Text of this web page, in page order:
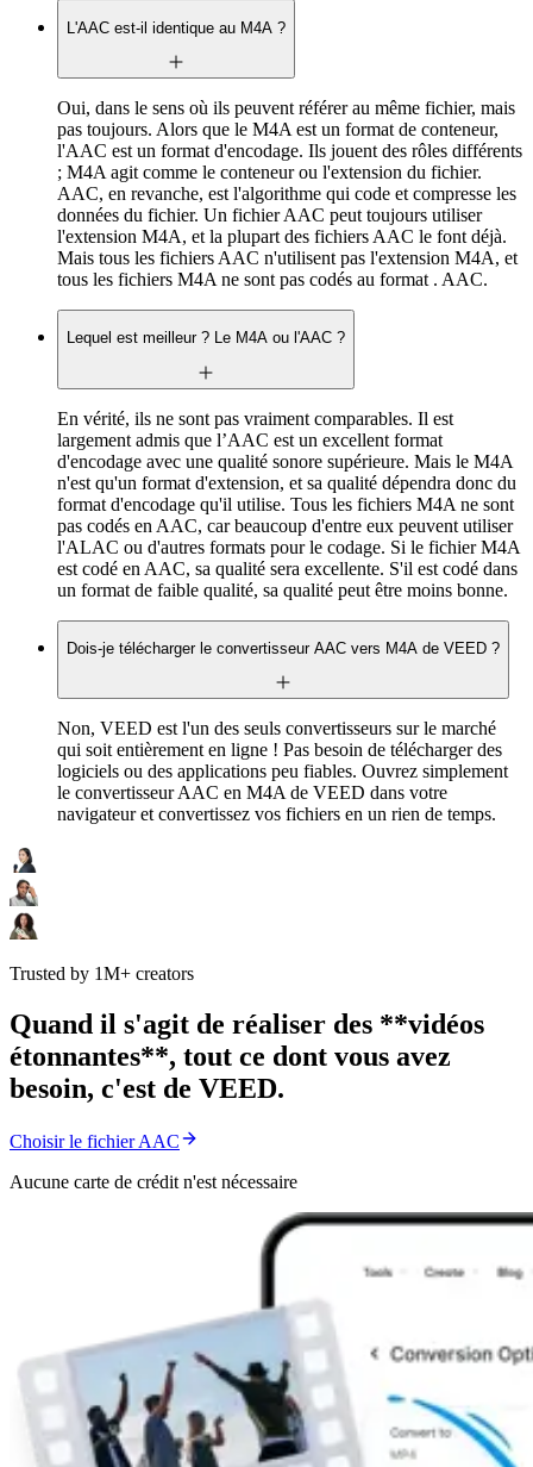
L'AAC est-il identique au M4A ?
Oui, dans le sens où ils peuvent référer au même fichier, mais
pas toujours. Alors que le M4A est un format de conteneur,
l'AAC est un format d'encodage. Ils jouent des rôles différents
; M4A agit comme le conteneur ou l'extension du fichier.
AAC, en revanche, est l'algorithme qui code et compresse les
données du fichier. Un fichier AAC peut toujours utiliser
l'extension M4A, et la plupart des fichiers AAC le font déjà.
Mais tous les fichiers AAC n'utilisent pas l'extension M4A, et
tous les fichiers M4A ne sont pas codés au format . AAC.
Lequel est meilleur ? Le M4A ou l'AAC ?
En vérité, ils ne sont pas vraiment comparables. Il est
largement admis que l’AAC est un excellent format
d'encodage avec une qualité sonore supérieure. Mais le M4A
n'est qu'un format d'extension, et sa qualité dépendra donc du
format d'encodage qu'il utilise. Tous les fichiers M4A ne sont
pas codés en AAC, car beaucoup d'entre eux peuvent utiliser
l'ALAC ou d'autres formats pour le codage. Si le fichier M4A
est codé en AAC, sa qualité sera excellente. S'il est codé dans
un format de faible qualité, sa qualité peut être moins bonne.
Dois-je télécharger le convertisseur AAC vers M4A de VEED ?
Non, VEED est l'un des seuls convertisseurs sur le marché
qui soit entièrement en ligne ! Pas besoin de télécharger des
logiciels ou des applications peu fiables. Ouvrez simplement
le convertisseur AAC en M4A de VEED dans votre
navigateur et convertissez vos fichiers en un rien de temps.
Trusted by 1M+ creators
Quand il s'agit de réaliser des **vidéos
étonnantes**, tout ce dont vous avez
besoin, c'est de VEED.
Choisir le fichier AAC
Aucune carte de crédit n'est nécessaire